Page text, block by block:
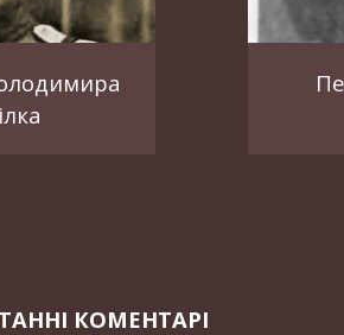
КОМЕНТАРІ